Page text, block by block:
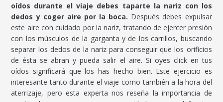
oídos durante el viaje debes taparte la nariz con los
dedos y coger aire por la boca. Después debes expulsar
este aire con cuidado por la nariz, tratando de ejercer presión
con los músculos de la garganta y de los carrillos, buscando
separar los dedos de la nariz para conseguir que los orificios
de ésta se abran y pueda salir el aire. Si oyes click en tus
oídos significará que los has hecho bien. Este ejercicio es
interesante tanto durante el viaje como también a la hora del
aterrizaje, pero esta experta nos reseña la importancia de